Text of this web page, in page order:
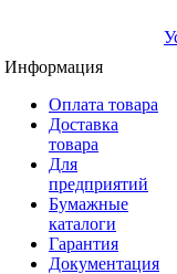
Информация
Оплата товара
Доставка
товара
Для
предприятий
Бумажные
каталоги
Гарантия
Документация